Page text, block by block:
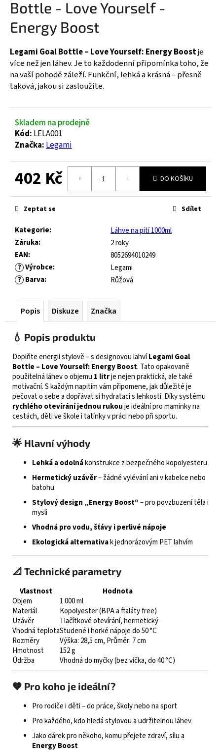
Bottle - Love Yourself -
Energy Boost
Legami Goal Bottle – Love Yourself: Energy Boostje
více než jen láhev. Je to každodenní připomínka toho, že
na vaší pohodě záleží. Funkční, lehká a krásná – přesně
taková, jakou si zasloužíte.
Skladem na prodejně
Kód: LELA001
Značka:Legami
402 Kč
Měrná
DO KOŠÍKU
Kategorie:
Láhve na pití 1000ml
Záruka:
2 roky
EAN:
8052694010249
? Výrobce:
Legami
? Barva: Růžová
Zeptat se Sdílet
Popis Diskuze Značka
💧 Popis produktu
Doplňte energii stylově – s designovou lahvíLegami Goal
Bottle – Love Yourself: Energy Boost. Tato opakovaně
použitelná láhev o objemu 1 litrje nejen praktická, ale také
motivační. S každým napitím vám připomene, jak důležité je
pečovat o sebe a dopřávat si hydrataci s lehkostí. Díky systému
rychlého otevírání jednou rukouje ideální pro maminky na
cestách, děti ve škole i tatínky v práci nebo při sportu.
🌟 Hlavní výhody
Lehká a odolnákonstrukce z bezpečného kopolyesteru
Hermetický uzávěr– žádné vylévání ani v kabelce nebo
batohu
Stylový design „Energy Boost“– pro povzbuzení těla i
mysli
Vhodná pro vodu, šťávy i perlivé nápoje
Ekologická alternativak jednorázovým PET lahvím
📐 Technické parametry
Vlastnost
Hodnota
Objem
1 000 ml
Materiál
Kopolyester (BPA a ftaláty free)
Uzávěr
Tlačítkové otevírání, hermetický
Vhodná teplotaStudené i horké nápoje do 50 °C
Rozměry
Výška: 28,5 cm, Průměr: 7 cm
Hmotnost
152 g
Údržba
Vhodná do myčky (bez víčka, do 40 °C)
🧡 Pro koho je ideální?
Pro rodiče i děti – do práce, školy nebo na sport
Pro každého, kdo hledá stylovou a udržitelnou láhev
Jako dárek pro někoho, komu přejete zdraví, sílu a
Energy Boost
a
j
t
?
D
p
u
u
m
e
FRODDO
KOMPROMIS
FLASH
BLUE
445
Kč
Původně:
1
490
Kč